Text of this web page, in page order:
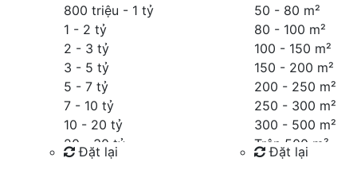
800 triệu - 1 tỷ
1 - 2 tỷ
2 - 3 tỷ
3 - 5 tỷ
5 - 7 tỷ
7 - 10 tỷ
10 - 20 tỷ
20 - 30 tỷ
30 - 40 tỷ
Đặt lại
50 - 80 m²
80 - 100 m²
100 - 150 m²
150 - 200 m²
200 - 250 m²
250 - 300 m²
300 - 500 m²
Trên 500 m²
Đặt lại